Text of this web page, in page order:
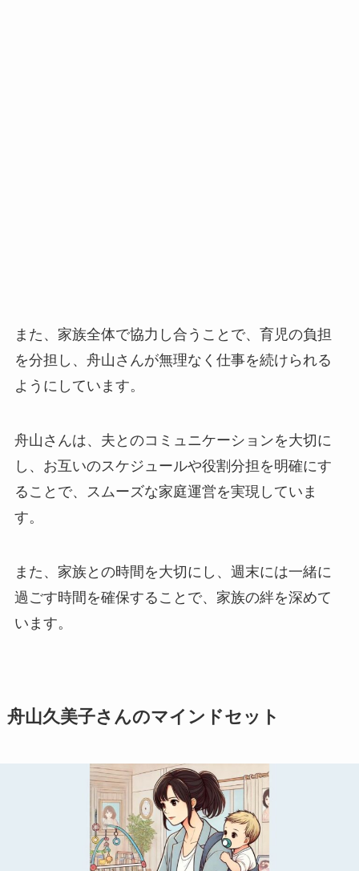
また、家族全体で協力し合うことで、育児の負担
を分担し、舟山さんが無理なく仕事を続けられる
ようにしています。
舟山さんは、夫とのコミュニケーションを大切に
し、お互いのスケジュールや役割分担を明確にす
ることで、スムーズな家庭運営を実現していま
す。
また、家族との時間を大切にし、週末には一緒に
過ごす時間を確保することで、家族の絆を深めて
います。
舟山久美子さんのマインドセット